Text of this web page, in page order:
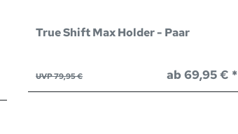
True Shift Max Holder - Paar
UVP 79,95 € ab 69,95 € *